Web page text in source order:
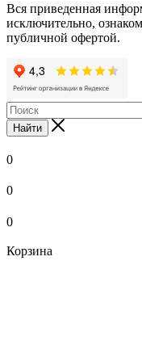
Вся приведенная
исключительно,
публичной офертой.
Найти
0
0
0
Корзина